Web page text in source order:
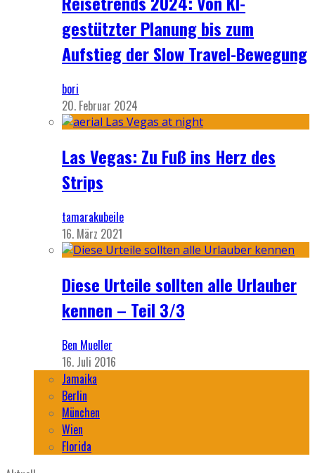
gestützter Planung bis zum
Aufstieg der Slow Travel-Bewegung
bori
20. Februar 2024
Las Vegas: Zu Fuß ins Herz des
Strips
tamarakubeile
16. März 2021
Diese Urteile sollten alle Urlauber
kennen – Teil 3/3
Ben Mueller
16. Juli 2016
Jamaika
Berlin
München
Wien
Florida